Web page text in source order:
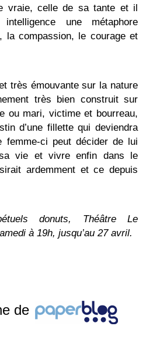
vraie, celle de sa tante et il
une métaphore
la compassion, le courage et
très émouvante sur la nature
très bien construit sur
ou mari, victime et bourreau,
d’une fillette qui deviendra
femme-ci peut décider de lui
vie et vivre enfin dans le
ardemment et ce depuis
donuts, Théâtre Le
à 19h, jusqu’au 27 avril.
de